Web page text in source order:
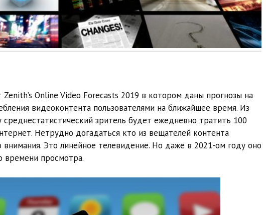
Online Video Forecasts 2019 в котором даны прогнозы на
видеоконтента пользователями на ближайшее время. Из
зритель будет ежедневно тратить 100
Нетрудно догадаться кто из вещателей контента
внимания. Это линейное телевидение. Но даже в 2021-ом году оно
просмотра.